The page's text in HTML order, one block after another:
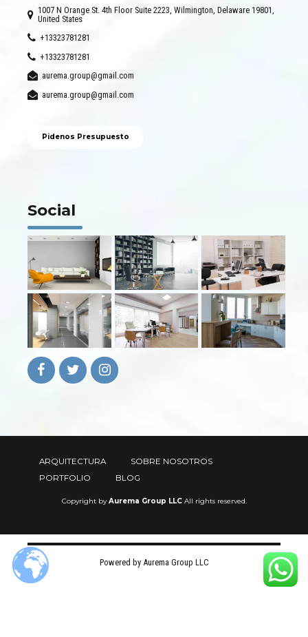
1007 N Orange St. 4th Floor Suite 2223, Wilmington, Delaware 19801,
United States
+13323781281
+13323781281
aurema.group@gmail.com
aurema.group@gmail.com
Pidenos Presupuesto
Social
ARQUITECTURA
SOBRE NOSOTROS
PORTFOLIO
BLOG
Copyright byAurema Group LLCAll rights reserved.
Powered by Aurema Group LLC